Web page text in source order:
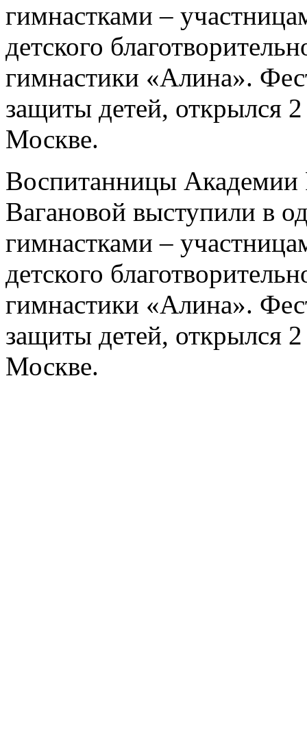
гимнастками –
детского
гимнастики «Алина».
защиты детей, открылся
Москве.
Воспитанницы Академии
Вагановой выступили в
гимнастками –
детского
гимнастики «Алина».
защиты детей, открылся
Москве.